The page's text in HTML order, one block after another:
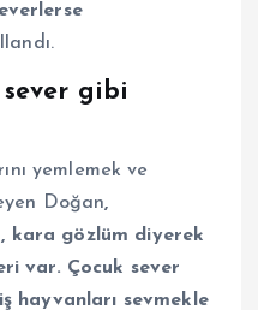
sever gibi
yemlemek ve
Doğan,
kara gözlüm diyerek
var. Çocuk sever
hayvanları sevmekle